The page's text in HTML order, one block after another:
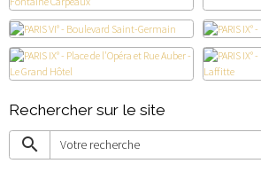
Rechercher sur le site